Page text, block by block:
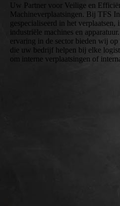
Uw Partner voor Veilige en
Machineverplaatsingen. Bij TFS
gespecialiseerd in het verplaatsen,
industriële machines en
ervaring in de sector bieden wij op
die uw bedrijf helpen bij elke
om interne verplaatsingen of